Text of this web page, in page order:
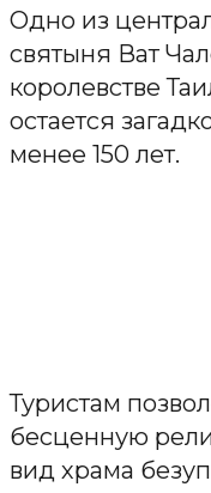
Одно из
святыня Ват
королевстве
остается
менее 150 лет.
Туристам
бесценную
вид храма